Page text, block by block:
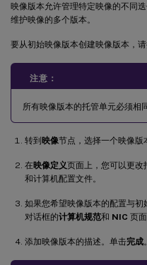
映像版本允许管理特定映像的不同
维护映像的多个版本。
要从初始映像版本创建映像版本，请
注意：
所有映像版本的托管单元必须相同
转到映像节点，选择一个映像版
在映像定义页面上，您可以更改
和计算机配置文件。
如果您希望映像版本的配置与
对话框的计算机规范和 NIC 页
添加映像版本的描述。单击完成。